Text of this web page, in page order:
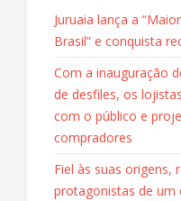
Juruaia lança a
Brasil” e conquista
Com a inauguração
de desfiles, os
com o público e
compradores
Fiel às suas origens,
protagonistas de um